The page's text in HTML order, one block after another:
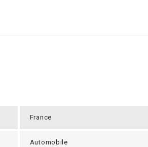
France
Automobile